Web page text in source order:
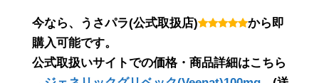
今なら、うさパラ(公式取扱店)
から即
購入可能です。
公式取扱いサイトでの価格・商品詳細はこちら